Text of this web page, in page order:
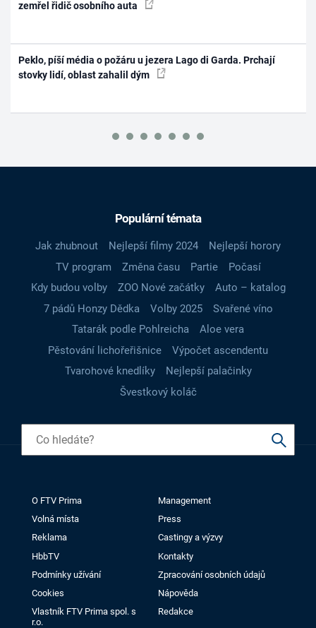
zemřel řidič osobního auta
Peklo, píší média o požáru u jezera Lago di Garda. Prchají
stovky lidí, oblast zahalil dým
Populární témata
Jak zhubnout Nejlepší filmy 2024
Nejlepší horory
TV program
Změna času Partie
Počasí
Kdy budou volby
ZOO Nové začátky
Auto – katalog
7 pádů Honzy Dědka
Volby 2025
Svařené víno
Tatarák podle Pohlreicha
Aloe vera
Pěstování lichořeřišnice
Výpočet ascendentu
Tvarohové knedlíky
Nejlepší palačinky
Švestkový koláč
O FTV Prima
Management
Volná místa
Press
Reklama
Castingy a výzvy
HbbTV
Kontakty
Podmínky užívání
Zpracování osobních údajů
Cookies
Nápověda
Vlastník FTV Prima spol. s
r.o.
Redakce